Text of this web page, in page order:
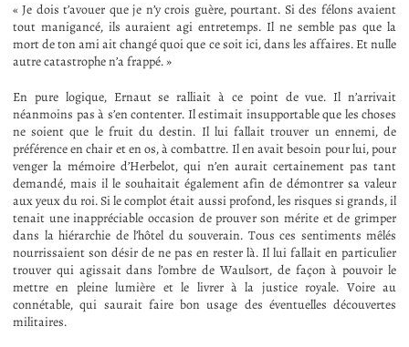
« Je dois t’avouer que je n’y crois guère, pourtant. Si des félons avaient
tout manigancé, ils auraient agi entretemps. Il ne semble pas que la
mort de ton ami ait changé quoi que ce soit ici, dans les affaires. Et nulle
autre catastrophe n’a frappé. »
En pure logique, Ernaut se ralliait à ce point de vue. Il n’arrivait
néanmoins pas à s’en contenter. Il estimait insupportable que les choses
ne soient que le fruit du destin. Il lui fallait trouver un ennemi, de
préférence en chair et en os, à combattre. Il en avait besoin pour lui, pour
venger la mémoire d’Herbelot, qui n’en aurait certainement pas tant
demandé, mais il le souhaitait également afin de démontrer sa valeur
aux yeux du roi. Si le complot était aussi profond, les risques si grands, il
tenait une inappréciable occasion de prouver son mérite et de grimper
dans la hiérarchie de l’hôtel du souverain. Tous ces sentiments mêlés
nourrissaient son désir de ne pas en rester là. Il lui fallait en particulier
trouver qui agissait dans l’ombre de Waulsort, de façon à pouvoir le
mettre en pleine lumière et le livrer à la justice royale. Voire au
connétable, qui saurait faire bon usage des éventuelles découvertes
militaires.